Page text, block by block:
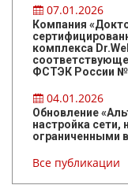
07.01.2026
Компания
комплекса
ФСТЭК России №
04.01.2026
Обновление
настройка
ограниченными
Все публикации